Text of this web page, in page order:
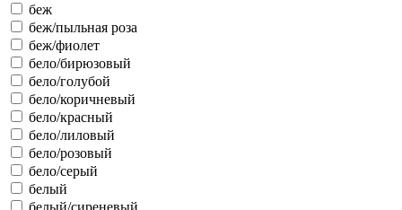
беж
беж/пыльная роза
беж/фиолет
бело/бирюзовый
бело/голубой
бело/коричневый
бело/красный
бело/лиловый
бело/розовый
бело/серый
белый
белый/сиреневый